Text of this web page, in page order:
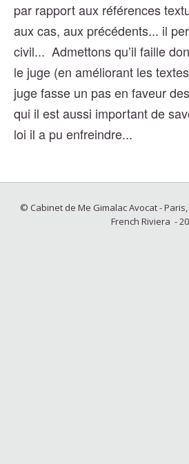
par rapport aux références
aux cas, aux précédents... il
civil... Admettons qu’il faille
le juge (en améliorant les
juge fasse un pas en faveur
qui il est aussi important de
loi il a pu enfreindre...
© Cabinet de Me Gimalac Avocat -
French Riviera -